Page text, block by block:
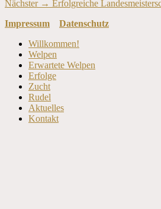
Beitrag:
Nächster → Nächster
Erfolgreiche
Impressum
Datenschutz
Nach
oben
scrollen
Willkommen!
Welpen
Erwartete Welpen
Erfolge
Zucht
Rudel
Aktuelles
Kontakt